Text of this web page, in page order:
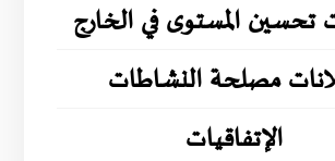
تحسين المستوى في الخارج
مصلحة النشاطات
الإتفاقيات